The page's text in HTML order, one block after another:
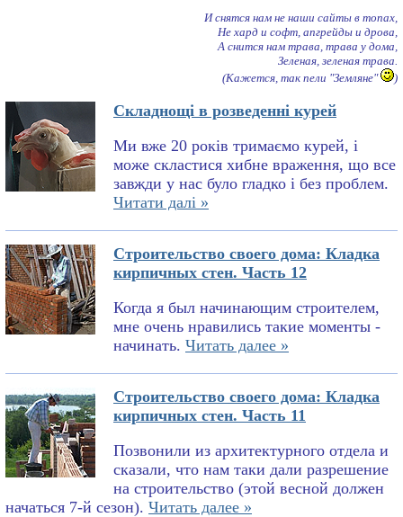
И снятся нам не наши сайты в топах,
Не хард и софт, апгрейды и дрова,
А снится нам трава, трава у дома,
Зеленая, зеленая трава.
(Кажется, так пели "Земляне"
)
Складнощі в розведенні курей
Ми вже 20 років тримаємо курей, і
може скластися хибне враження, що все
завжди у нас було гладко і без проблем.
Читати далі »
Строительство своего дома: Кладка
кирпичных стен. Часть 12
Когда я был начинающим строителем,
мне очень нравились такие моменты -
начинать. Читать далее »
Строительство своего дома: Кладка
кирпичных стен. Часть 11
Позвонили из архитектурного отдела и
сказали, что нам таки дали разрешение
на строительство (этой весной должен
начаться 7-й сезон). Читать далее »